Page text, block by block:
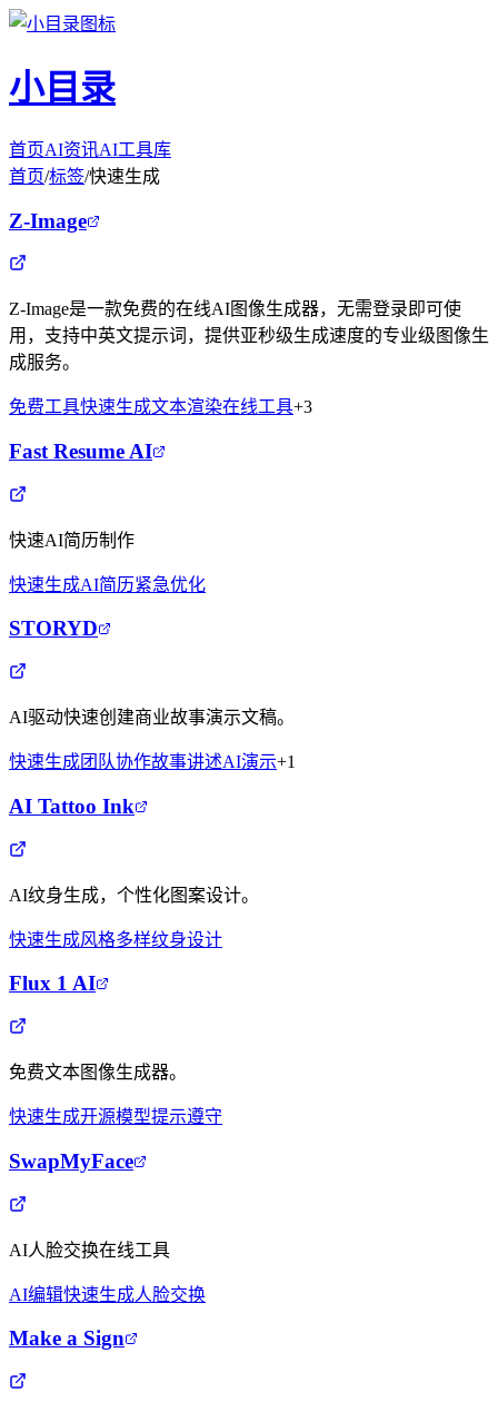
小目录
首页AI资讯AI工具库
首页/标签/快速生成
Z-Image
Z-Image是一款免费的在线AI图像生成器，无需登录即可使
用，支持中英文提示词，提供亚秒级生成速度的专业级图像生
成服务。
免费工具快速生成文本渲染在线工具+3
Fast Resume AI
快速AI简历制作
快速生成AI简历紧急优化
STORYD
AI驱动快速创建商业故事演示文稿。
快速生成团队协作故事讲述AI演示+1
AI Tattoo Ink
AI纹身生成，个性化图案设计。
快速生成风格多样纹身设计
Flux 1 AI
免费文本图像生成器。
快速生成开源模型提示遵守
SwapMyFace
AI人脸交换在线工具
AI编辑快速生成人脸交换
Make a Sign